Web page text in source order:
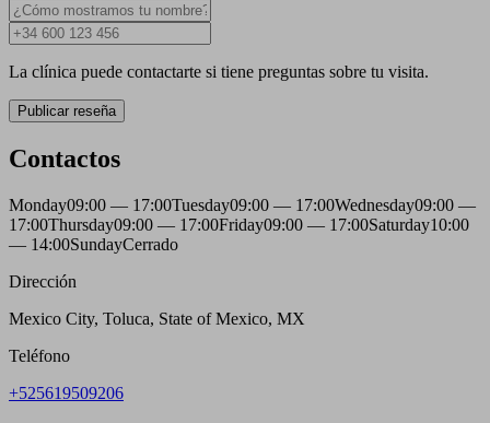
La clínica puede contactarte si tiene preguntas sobre tu visita.
Publicar reseña
Contactos
Monday09:00 — 17:00Tuesday09:00 — 17:00Wednesday09:00 —
17:00Thursday09:00 — 17:00Friday09:00 — 17:00Saturday10:00
— 14:00SundayCerrado
Dirección
Mexico City, Toluca, State of Mexico, MX
Teléfono
+525619509206